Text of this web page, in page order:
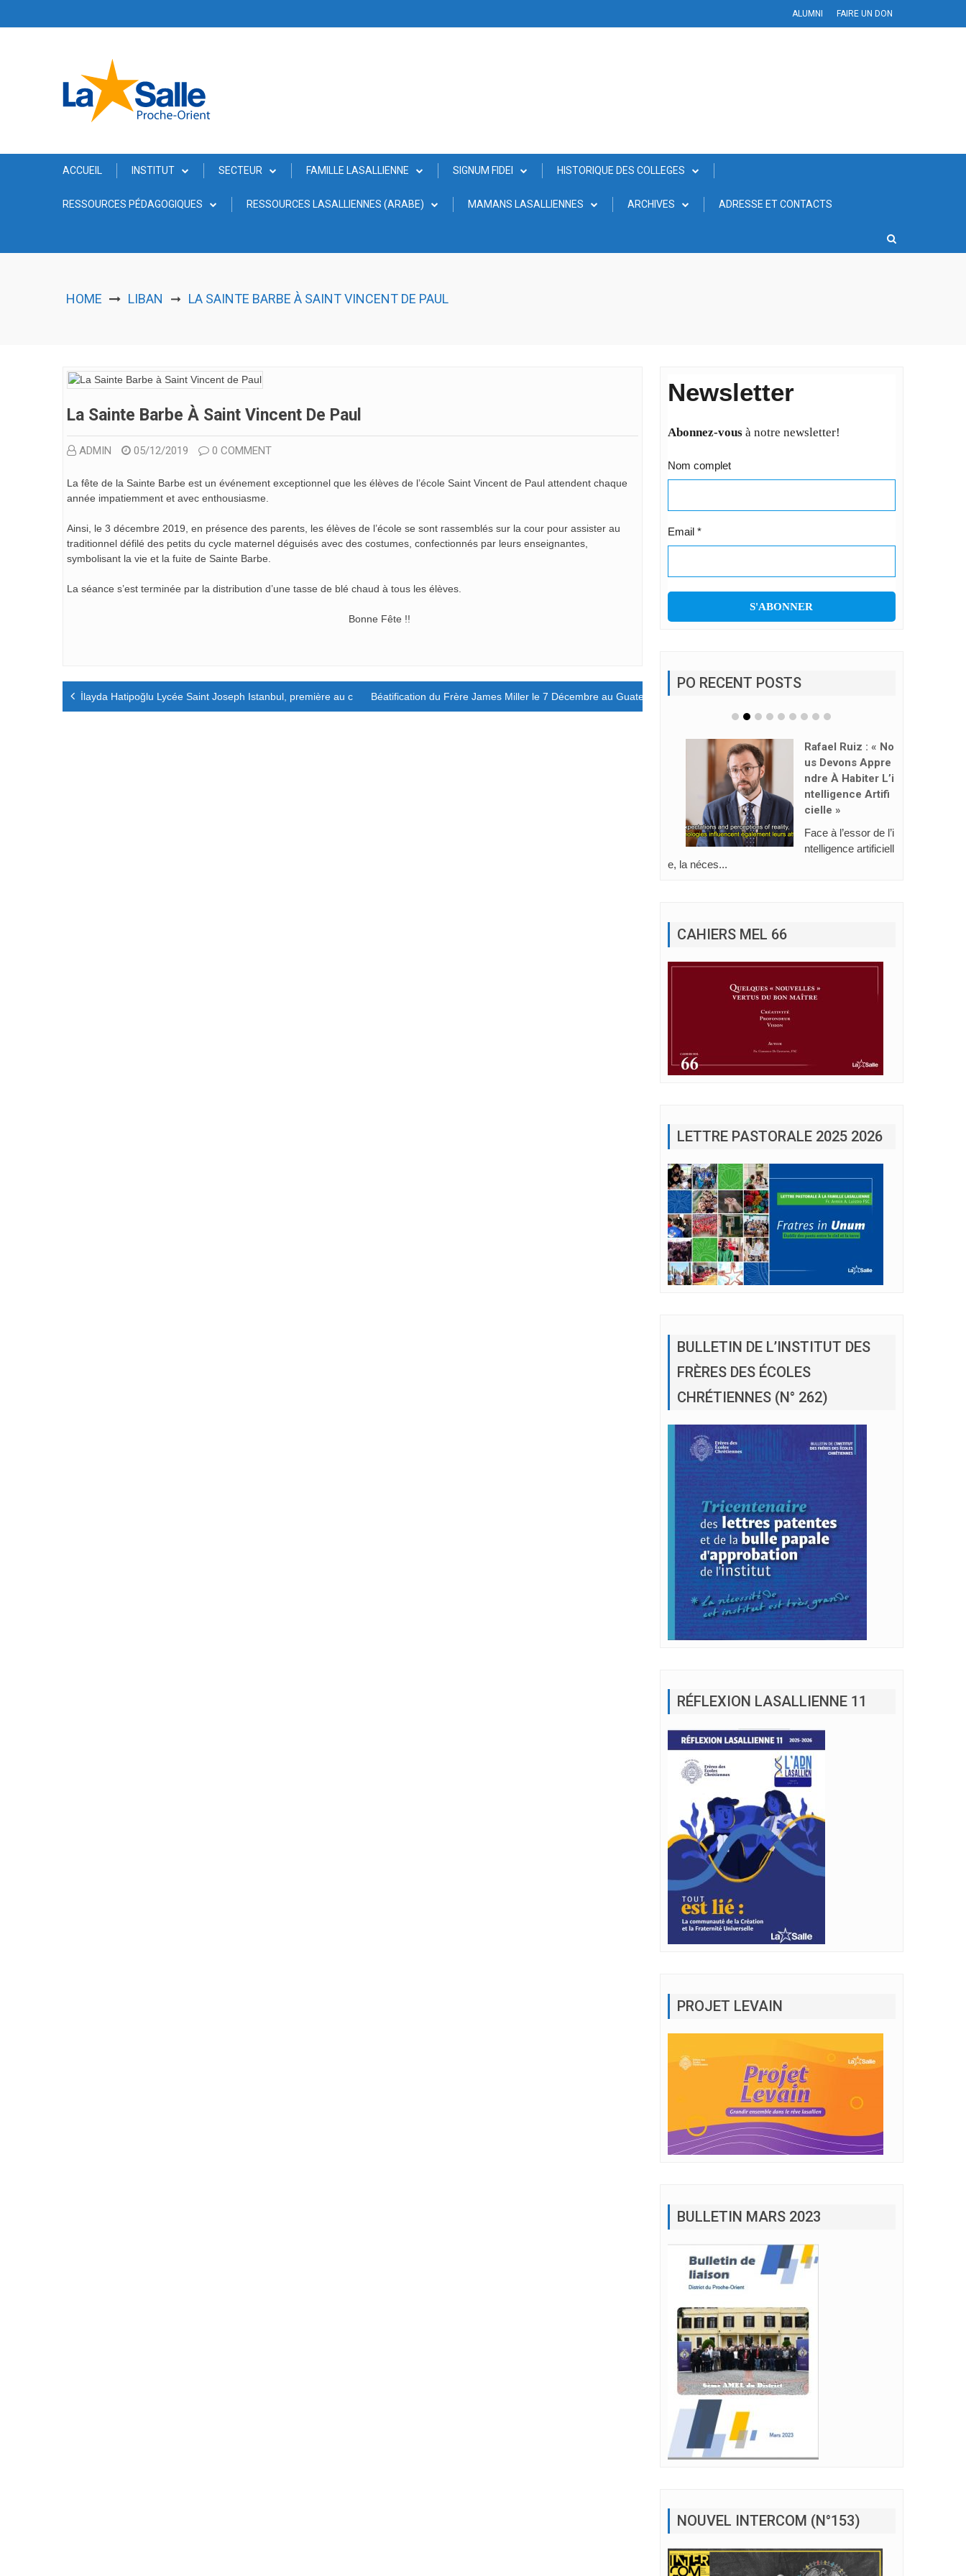
ALUMNI FAIRE UN DON
ACCUEIL INSTITUT SECTEUR FAMILLE LASALLIENNE SIGNUM FIDEI HISTORIQUE DES COLLEGES
RESSOURCES PÉDAGOGIQUES RESSOURCES LASALLIENNES (ARABE) MAMANS LASALLIENNES ARCHIVES ADRESSE ET CONTACTS
HOME LIBAN ➞ LA SAINTE BARBE À SAINT VINCENT DE PAUL
La Sainte Barbe À Saint Vincent De Paul
ADMIN 05/12/2019 0 COMMENT
La fête de la Sainte Barbe est un événement exceptionnel que les élèves de l’école Saint Vincent de Paul attendent chaque
année impatiemment et avec enthousiasme.
Ainsi, le 3 décembre 2019, en présence des parents, les élèves de l’école se sont rassemblés sur la cour pour assister au
traditionnel défilé des petits du cycle maternel déguisés avec des costumes, confectionnés par leurs enseignantes,
symbolisant la vie et la fuite de Sainte Barbe.
La séance s’est terminée par la distribution d’une tasse de blé chaud à tous les élèves.
Bonne Fête !!
Navigation
de
İlayda Hatipoğlu Lycée Saint Joseph Istanbul, première au concours « Poésie en Liberté »Béatification du Frère James Miller le 7 Décembre au Guatemala
Newsletter
Abonnez-vousà notre newsletter!
Nom complet
Email *
PO RECENT POSTS
Au Soudan Du Su
D, L’espérance Pr
End Le Visage De
L’éducation
Du 12 au 18 juillet 2
026, le Frère Armin
CAHIERS MEL 66
LETTRE PASTORALE 2025 2026
BULLETIN DE L’INSTITUT DES
FRÈRES DES ÉCOLES
CHRÉTIENNES (N° 262)
RÉFLEXION LASALLIENNE 11
PROJET LEVAIN
BULLETIN MARS 2023
NOUVEL INTERCOM (N°153)